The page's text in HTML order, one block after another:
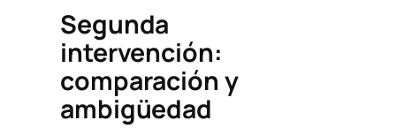
Segunda
intervención:
comparación y
ambigüedad